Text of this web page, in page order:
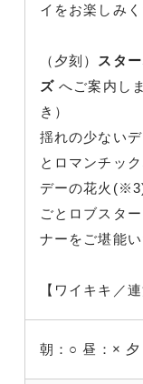
イをお楽しみく
（夕刻） スタ
ズへご案内し
き）
揺れの少ない
とロマンチッ
デーの花火
ごとロブスタ
ナーをご堪能い
【ワイキキ／連
朝：○ 昼：×